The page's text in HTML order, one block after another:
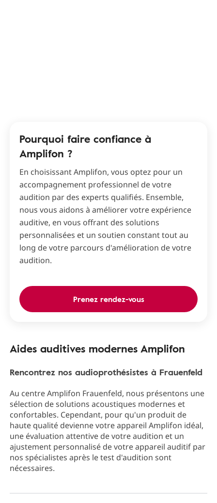
Pourquoi faire confiance à
Amplifon ?
En choisissant Amplifon, vous optez pour un
accompagnement professionnel de votre
audition par des experts qualifiés. Ensemble,
nous vous aidons à améliorer votre expérience
auditive, en vous offrant des solutions
personnalisées et un soutien constant tout au
long de votre parcours d'amélioration de votre
audition.
Prenez rendez-vous
Aides auditives modernes Amplifon
Rencontrez nos audioprothésistes à Frauenfeld
Au centre Amplifon Frauenfeld, nous présentons une
sélection de solutions acoustiques modernes et
confortables. Cependant, pour qu'un produit de
haute qualité devienne votre appareil Amplifon idéal,
une évaluation attentive de votre audition et un
ajustement personnalisé de votre appareil auditif par
nos spécialistes après le test d'audition sont
nécessaires.